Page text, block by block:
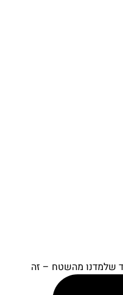
שלמדנו מהשטח – זה